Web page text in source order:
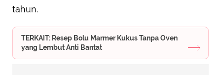
tahun.
TERKAIT: Resep Bolu Marmer Kukus Tanpa Oven
yang Lembut Anti Bantat